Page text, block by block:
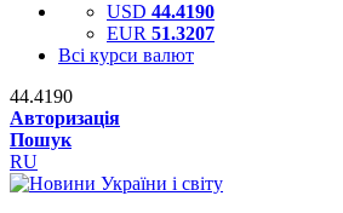
USD 44.4190
EUR 51.3207
Всі курси валют
44.4190
Авторизація
Пошук
RU